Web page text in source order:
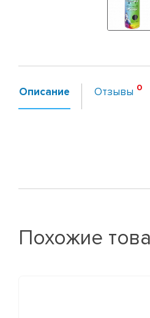
Описание Отзывы
Похожие